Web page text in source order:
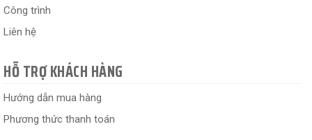
Công trình
Liên hệ
HỖ TRỢ KHÁCH HÀNG
Hướng dẫn mua hàng
Phương thức thanh toán